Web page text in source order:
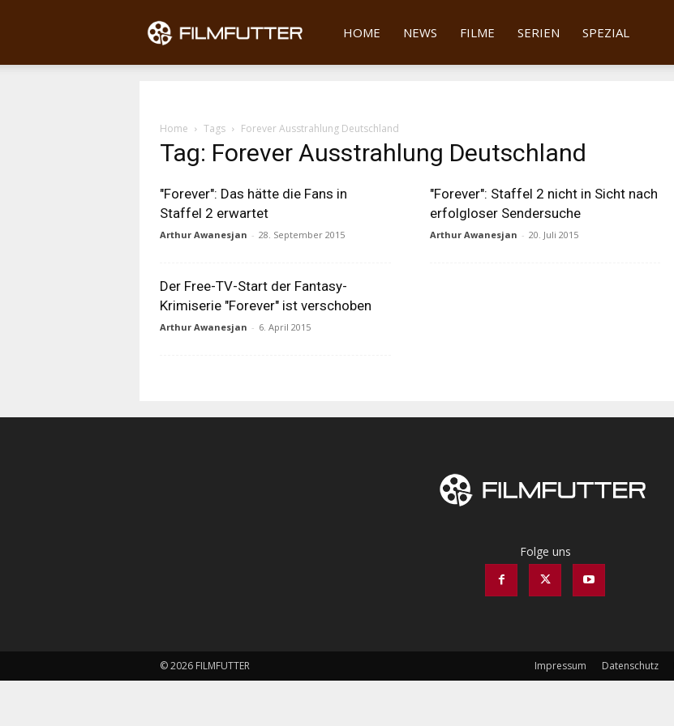
Filmfutter
HOME NEWS FILME SERIEN SPEZIAL
Home Tags Forever Ausstrahlung Deutschland
Tag: Forever Ausstrahlung Deutschland
"Forever": Das hätte die Fans in
Staffel 2 erwartet
Arthur Awanesjan - 28. September 2015
"Forever": Staffel 2 nicht in Sicht nach
erfolgloser Sendersuche
Arthur Awanesjan - 20. Juli 2015
Der Free-TV-Start der Fantasy-
Krimiserie "Forever" ist verschoben
Arthur Awanesjan - 6. April 2015
Folge uns
Impressum Datenschutz
© 2026 FILMFUTTER